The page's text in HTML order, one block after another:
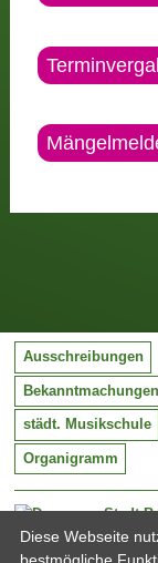
Stadt
32683
Ausschreibungen
Bekanntmachungen
städt. Musikschule
Organigramm
Diese Webseite